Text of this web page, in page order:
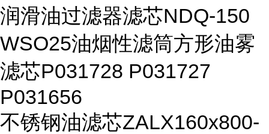
润滑油过滤器滤芯NDQ-150
WSO25油烟性滤筒方形油雾
滤芯P031728 P031727
P031656
不锈钢油滤芯ZALX160x800-